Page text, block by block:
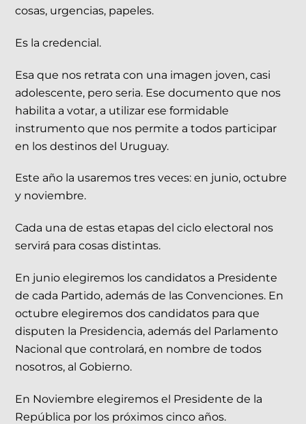
cosas, urgencias, papeles.
Es la credencial.
Esa que nos retrata con una imagen joven, casi
adolescente, pero seria. Ese documento que nos
habilita a votar, a utilizar ese formidable
instrumento que nos permite a todos participar
en los destinos del Uruguay.
Este año la usaremos tres veces: en junio, octubre
y noviembre.
Cada una de estas etapas del ciclo electoral nos
servirá para cosas distintas.
En junio elegiremos los candidatos a Presidente
de cada Partido, además de las Convenciones. En
octubre elegiremos dos candidatos para que
disputen la Presidencia, además del Parlamento
Nacional que controlará, en nombre de todos
nosotros, al Gobierno.
En Noviembre elegiremos el Presidente de la
República por los próximos cinco años.